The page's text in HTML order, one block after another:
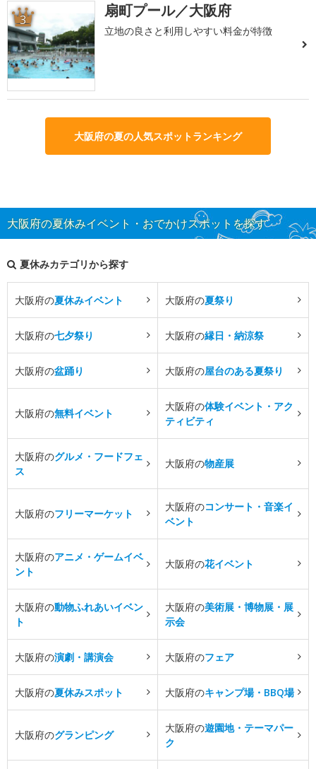
3 扇町プール／大阪府
立地の良さと利用しやすい料金が特徴
大阪府の夏の人気スポットランキング
大阪府の夏休みイベント・おでかけスポットを探す
夏休みカテゴリから探す
大阪府の夏休みイベント 大阪府の夏祭り
大阪府の七夕祭り 大阪府の縁日・納涼祭
大阪府の盆踊り 大阪府の屋台のある夏祭り
大阪府の無料イベント
大阪府の体験イベント・アク
ティビティ
大阪府のグルメ・フードフェ
ス
大阪府の物産展
大阪府のフリーマーケット
大阪府のコンサート・音楽イ
ベント
大阪府のアニメ・ゲームイベ
ント
大阪府の花イベント
大阪府の動物ふれあいイベン
ト
大阪府の美術展・博物展・展
示会
大阪府の演劇・講演会 大阪府のフェア
大阪府の夏休みスポット 大阪府のキャンプ場・BBQ場
大阪府のグランピング
大阪府の遊園地・テーマパー
ク